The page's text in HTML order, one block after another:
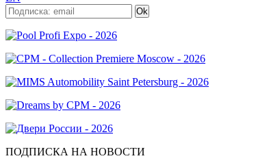
ПОДПИСКА НА НОВОСТИ